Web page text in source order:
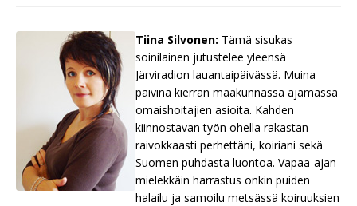
Tiina Silvonen: Tämä sisukas
soinilainen jutustelee yleensä
Järviradion lauantaipäivässä. Muina
päivinä kierrän maakunnassa ajamassa
omaishoitajien asioita. Kahden
kiinnostavan työn ohella rakastan
raivokkaasti perhettäni, koiriani sekä
Suomen puhdasta luontoa. Vapaa-ajan
mielekkäin harrastus onkin puiden
halailu ja samoilu metsässä koiruuksien